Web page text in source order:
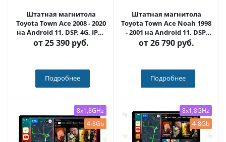
Штатная магнитола
Toyota Town Ace 2008 - 2020
на Android 11, DSP, 4G, IPS /
QLED 2K, Carplay - Cardrox
CD-4850
от25 390 руб.
Подробнее
Штатная магнитола
Toyota Town Ace Noah 1998
- 2001 на Android 11, DSP,
4G, IPS / QLED 2K, Carplay -
Cardrox CD-4849
от26 790 руб.
Подробнее
8x1,8GHz
4-8Gb
8x1,8GHz
4-8Gb